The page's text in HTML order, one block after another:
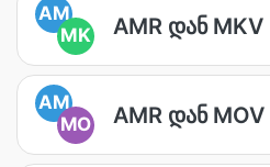
AM
MK
AMR დან MKV
AM
MO
AMR დან MOV